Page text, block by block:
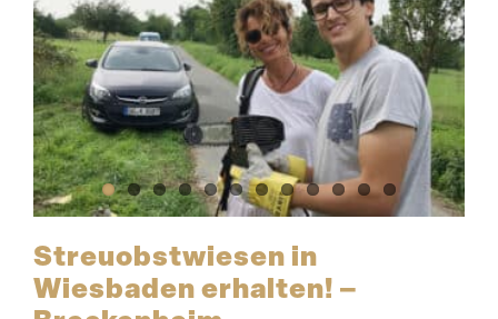
Streu­obst­wiesen in
Wiesbaden erhalten! –